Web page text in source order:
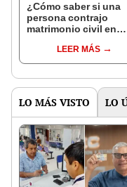
¿Cómo saber si una
persona contrajo
matrimonio civil en
LEER MÁS
LO MÁS VISTO LO